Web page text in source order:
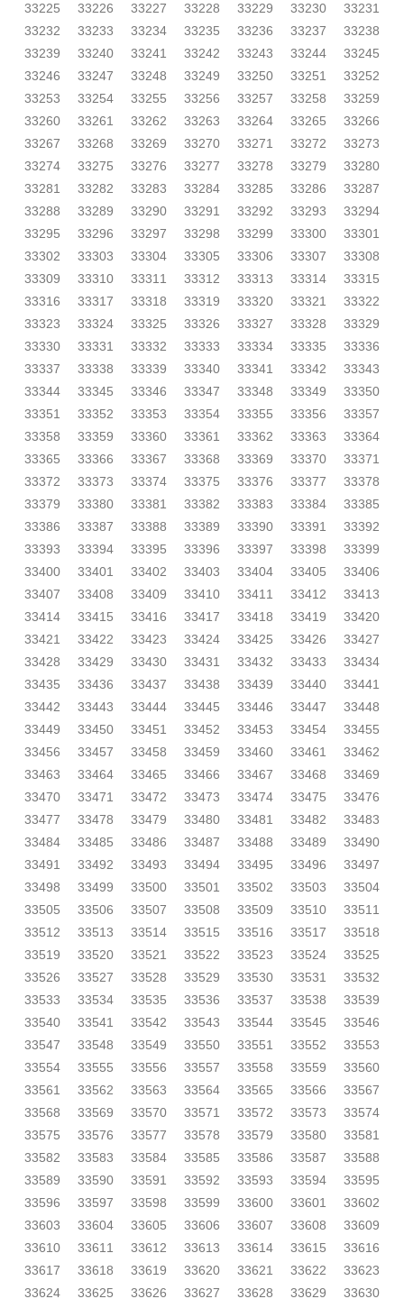
33225
33226 33227 33228 33229 33230
33231
33232
33233 33234 33235 33236 33237
33238
33239
33240 33241 33242 33243 33244
33245
33246
33247 33248 33249 33250 33251
33252
33253
33254 33255 33256 33257 33258
33259
33260
33261 33262 33263 33264 33265
33266
33267
33268 33269 33270 33271 33272
33273
33274
33275 33276 33277 33278 33279
33280
33281
33282 33283 33284 33285 33286
33287
33288
33289 33290 33291 33292 33293
33294
33295
33296 33297 33298 33299 33300
33301
33302
33303 33304 33305 33306 33307
33308
33309
33310 33311 33312 33313 33314
33315
33316
33317 33318 33319 33320 33321
33322
33323
33324 33325 33326 33327 33328
33329
33330
33331 33332 33333 33334 33335
33336
33337
33338 33339 33340 33341 33342
33343
33344
33345 33346 33347 33348 33349
33350
33351
33352 33353 33354 33355 33356
33357
33358
33359 33360 33361 33362 33363
33364
33365
33366 33367 33368 33369 33370
33371
33372
33373 33374 33375 33376 33377
33378
33379
33380 33381 33382 33383 33384
33385
33386
33387 33388 33389 33390 33391
33392
33393
33394 33395 33396 33397 33398
33399
33400
33401 33402 33403 33404 33405
33406
33407
33408 33409 33410 33411 33412
33413
33414
33415 33416 33417 33418 33419
33420
33421
33422 33423 33424 33425 33426
33427
33428
33429 33430 33431 33432 33433
33434
33435
33436 33437 33438 33439 33440
33441
33442
33443 33444 33445 33446 33447
33448
33449
33450 33451 33452 33453 33454
33455
33456
33457 33458 33459 33460 33461
33462
33463
33464 33465 33466 33467 33468
33469
33470
33471 33472 33473 33474 33475
33476
33477
33478 33479 33480 33481 33482
33483
33484
33485 33486 33487 33488 33489
33490
33491
33492 33493 33494 33495 33496
33497
33498
33499 33500 33501 33502 33503
33504
33505
33506 33507 33508 33509 33510
33511
33512
33513 33514 33515 33516 33517
33518
33519
33520 33521 33522 33523 33524
33525
33526
33527 33528 33529 33530 33531
33532
33533
33534 33535 33536 33537 33538
33539
33540
33541 33542 33543 33544 33545
33546
33547
33548 33549 33550 33551 33552
33553
33554
33555 33556 33557 33558 33559
33560
33561
33562 33563 33564 33565 33566
33567
33568
33569 33570 33571 33572 33573
33574
33575
33576 33577 33578 33579 33580
33581
33582
33583 33584 33585 33586 33587
33588
33589
33590 33591 33592 33593 33594
33595
33596
33597 33598 33599 33600 33601
33602
33603
33604 33605 33606 33607 33608
33609
33610
33611 33612 33613 33614 33615
33616
33617
33618 33619 33620 33621 33622
33623
33624
33625 33626 33627 33628 33629 33630